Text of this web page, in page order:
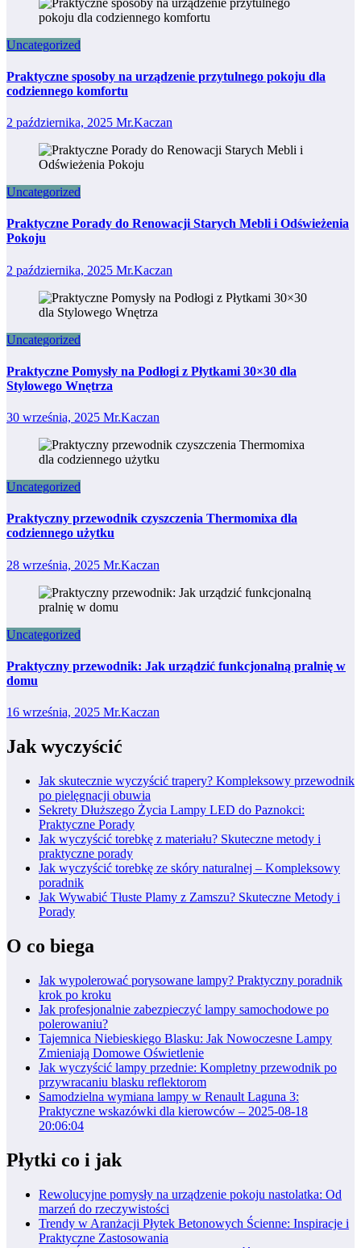
Uncategorized
Praktyczne sposoby na urządzenie przytulnego pokoju dla
codziennego komfortu
2 października, 2025 Mr.Kaczan
Uncategorized
Praktyczne Porady do Renowacji Starych Mebli i Odświeżenia
Pokoju
2 października, 2025 Mr.Kaczan
Uncategorized
Praktyczne Pomysły na Podłogi z Płytkami 30×30 dla
Stylowego Wnętrza
30 września, 2025 Mr.Kaczan
Uncategorized
Praktyczny przewodnik czyszczenia Thermomixa dla
codziennego użytku
28 września, 2025 Mr.Kaczan
Uncategorized
Praktyczny przewodnik: Jak urządzić funkcjonalną pralnię w
domu
16 września, 2025 Mr.Kaczan
Jak wyczyścić
Jak skutecznie wyczyścić trapery? Kompleksowy przewodnik
po pielęgnacji obuwia
Sekrety Dłuższego Życia Lampy LED do Paznokci:
Praktyczne Porady
Jak wyczyścić torebkę z materiału? Skuteczne metody i
praktyczne porady
Jak wyczyścić torebkę ze skóry naturalnej – Kompleksowy
poradnik
Jak Wywabić Tłuste Plamy z Zamszu? Skuteczne Metody i
Porady
O co biega
Jak wypolerować porysowane lampy? Praktyczny poradnik
krok po kroku
Jak profesjonalnie zabezpieczyć lampy samochodowe po
polerowaniu?
Tajemnica Niebieskiego Blasku: Jak Nowoczesne Lampy
Zmieniają Domowe Oświetlenie
Jak wyczyścić lampy przednie: Kompletny przewodnik po
przywracaniu blasku reflektorom
Samodzielna wymiana lampy w Renault Laguna 3:
Praktyczne wskazówki dla kierowców – 2025-08-18
20:06:04
Płytki co i jak
Rewolucyjne pomysły na urządzenie pokoju nastolatka: Od
marzeń do rzeczywistości
Trendy w Aranżacji Płytek Betonowych Ścienne: Inspiracje i
Praktyczne Zastosowania